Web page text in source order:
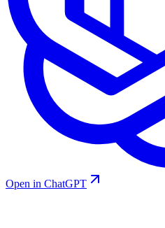
Open in ChatGPT